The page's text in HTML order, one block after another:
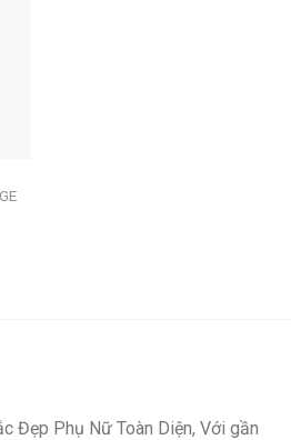
Đẹp Phụ Nữ Toàn Diện, Với gần